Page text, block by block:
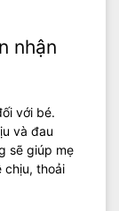
nhận
với bé.
và đau
sẽ giúp mẹ
chịu, thoải